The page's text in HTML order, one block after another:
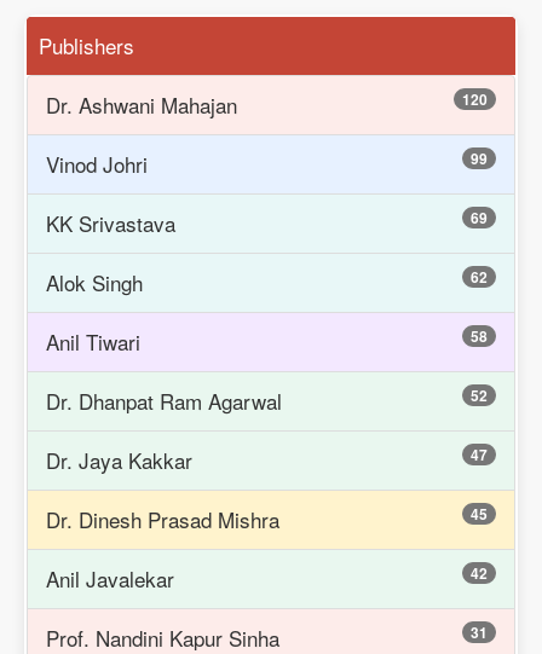
Publishers
Dr. Ashwani Mahajan
120
Vinod Johri 99
KK Srivastava 69
Alok Singh 62
Anil Tiwari 58
Dr. Dhanpat Ram Agarwal 52
Dr. Jaya Kakkar 47
Dr. Dinesh Prasad Mishra 45
Anil Javalekar 42
Prof. Nandini Kapur Sinha 31